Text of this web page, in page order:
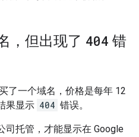
，但出现了 404 错
了一个域名，价格是每年 12
果显示 404 错误。
司托管，才能显示在 Google